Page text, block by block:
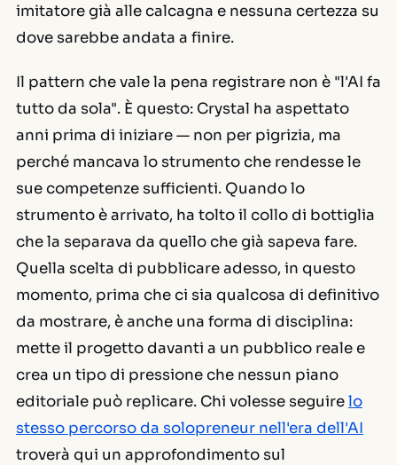
imitatore già alle calcagna e nessuna certezza su
dove sarebbe andata a finire.
Il pattern che vale la pena registrare non è "l'AI fa
tutto da sola". È questo: Crystal ha aspettato
anni prima di iniziare — non per pigrizia, ma
perché mancava lo strumento che rendesse le
sue competenze sufficienti. Quando lo
strumento è arrivato, ha tolto il collo di bottiglia
che la separava da quello che già sapeva fare.
Quella scelta di pubblicare adesso, in questo
momento, prima che ci sia qualcosa di definitivo
da mostrare, è anche una forma di disciplina:
mette il progetto davanti a un pubblico reale e
crea un tipo di pressione che nessun piano
editoriale può replicare. Chi volesse seguirelo
stesso percorso da solopreneur nell'era dell'AI
troverà qui un approfondimento sul